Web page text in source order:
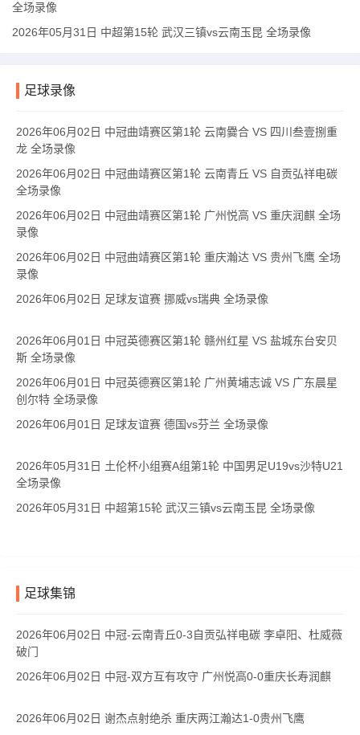
全场录像
2026年05月31日 中超第15轮 武汉三镇vs云南玉昆 全场录像
足球录像
2026年06月02日 中冠曲靖赛区第1轮 云南爨合 VS 四川叁壹捌重
龙 全场录像
2026年06月02日 中冠曲靖赛区第1轮 云南青丘 VS 自贡弘祥电碳
全场录像
2026年06月02日 中冠曲靖赛区第1轮 广州悦高 VS 重庆润麒 全场
录像
2026年06月02日 中冠曲靖赛区第1轮 重庆瀚达 VS 贵州飞鹰 全场
录像
2026年06月02日 足球友谊赛 挪威vs瑞典 全场录像
2026年06月01日 中冠英德赛区第1轮 赣州红星 VS 盐城东台安贝
斯 全场录像
2026年06月01日 中冠英德赛区第1轮 广州黄埔志诚 VS 广东晨星
创尔特 全场录像
2026年06月01日 足球友谊赛 德国vs芬兰 全场录像
2026年05月31日 土伦杯小组赛A组第1轮 中国男足U19vs沙特U21
全场录像
2026年05月31日 中超第15轮 武汉三镇vs云南玉昆 全场录像
足球集锦
2026年06月02日 中冠-云南青丘0-3自贡弘祥电碳 李卓阳、杜威薇
破门
2026年06月02日 中冠-双方互有攻守 广州悦高0-0重庆长寿润麒
2026年06月02日 谢杰点射绝杀 重庆两江瀚达1-0贵州飞鹰